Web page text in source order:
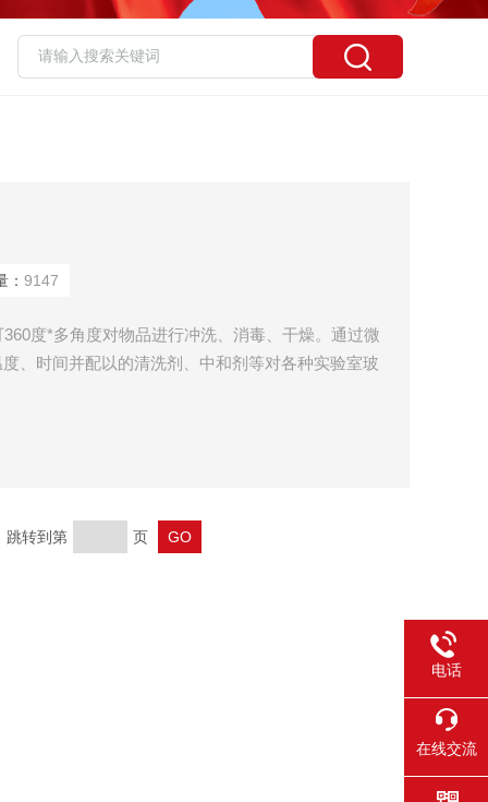
：9147
度*多角度对物品进行冲洗、消毒、干燥。通过微
、时间并配以的清洗剂、中和剂等对各种实验室玻
食品厂、化工企业、电子企业的实验室及生产部
转到第 页
电话
在线交流